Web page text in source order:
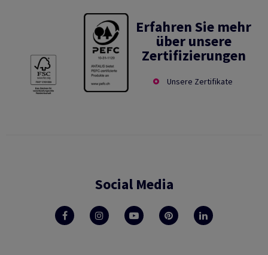
Erfahren Sie mehr
über unsere
Zertifizierungen
Unsere Zertifikate
Social Media